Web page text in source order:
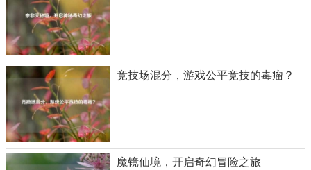
竞技场混分，游戏公平竞技的毒瘤？
魔镜仙境，开启奇幻冒险之旅